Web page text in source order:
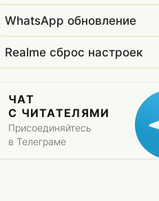
WhatsApp обновление
Realme сброс настроек
ЧАТ
С ЧИТАТЕЛЯМИ
Присоединяйтесь
в Телеграме